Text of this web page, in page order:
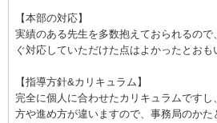
【本部の対応】
実績のある先生を多数抱えておられるの
ぐ対応していただけた点はよかったとおも
【指導方針&カリキュラム】
完全に個人に合わせたカリキュラムですし
方や進め方が違いますので、事務局のか